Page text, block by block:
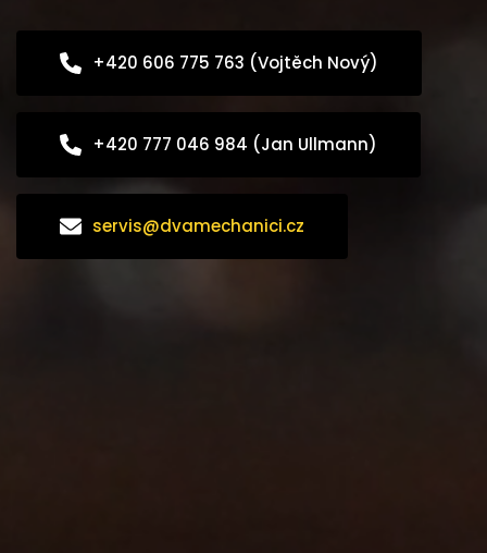
+420 606 775 763 (Vojtěch Nový)
+420 777 046 984 (Jan Ullmann)
servis@dvamechanici.cz